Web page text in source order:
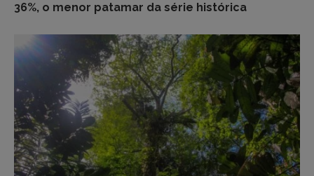
36%, o menor patamar da série histórica